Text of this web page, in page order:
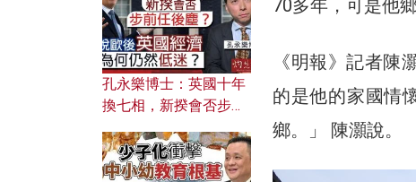
70多年，可是他
《明報》記者陳
的是他的家國情
鄉。」 陳灝說。
孔永樂博士：英國十年
換七相，新揆會否步前
濟為何仍然低迷？